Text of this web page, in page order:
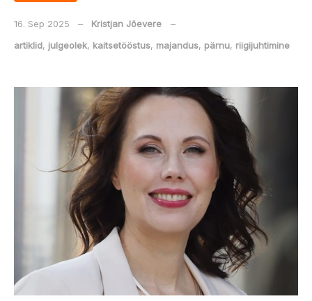
16. Sep 2025 ‒ Kristjan Jõevere
‒
artiklid, julgeolek, kaitsetööstus, majandus, pärnu, riigijuhtimine